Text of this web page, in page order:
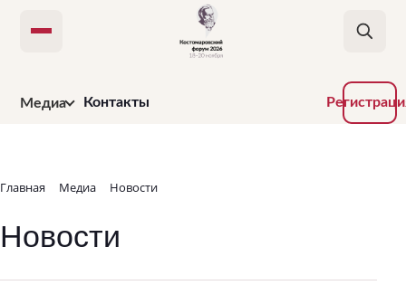
Медиа
адреса
Контакты
Главная Медиа Новости
Новости